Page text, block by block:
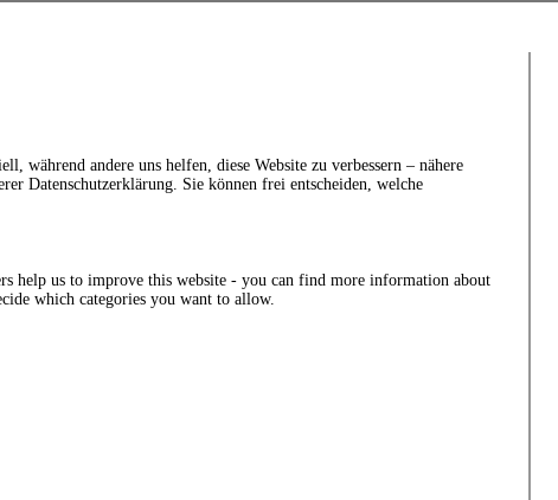
während andere uns helfen, diese Website zu verbessern – nähere
Datenschutzerklärung. Sie können frei entscheiden, welche
help us to improve this website - you can find more information about
which categories you want to allow.